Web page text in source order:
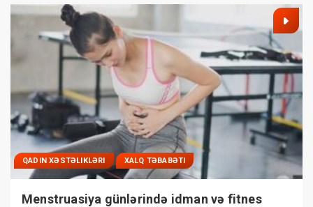
QADIN XƏSTƏLIKLƏRI XALQ TƏBABƏTI
Menstruasiya günlərində idman və fitnes